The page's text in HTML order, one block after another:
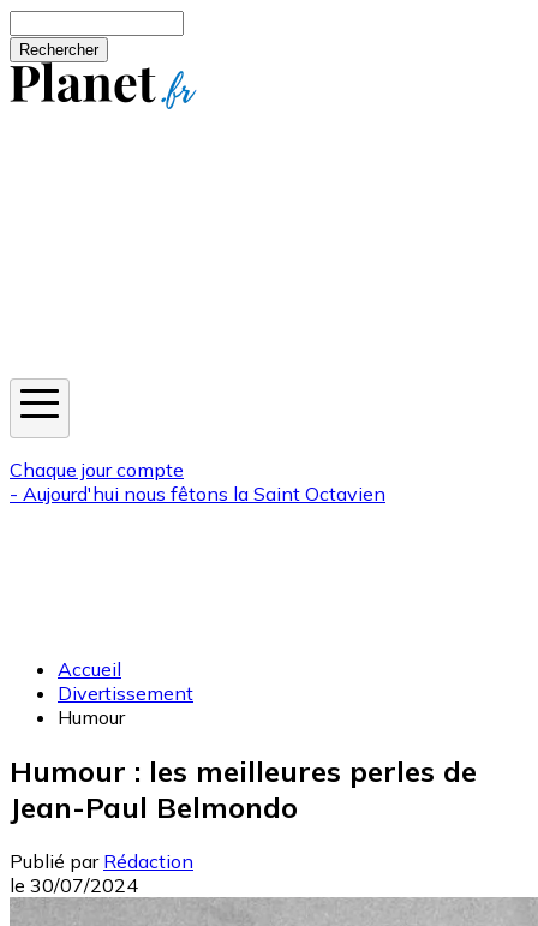
Chaque jour compte
- Aujourd'hui nous fêtons la Saint Octavien
Accueil
Divertissement
Humour
Humour : les meilleures perles de
Jean-Paul Belmondo
Publié par Rédaction
le 30/07/2024